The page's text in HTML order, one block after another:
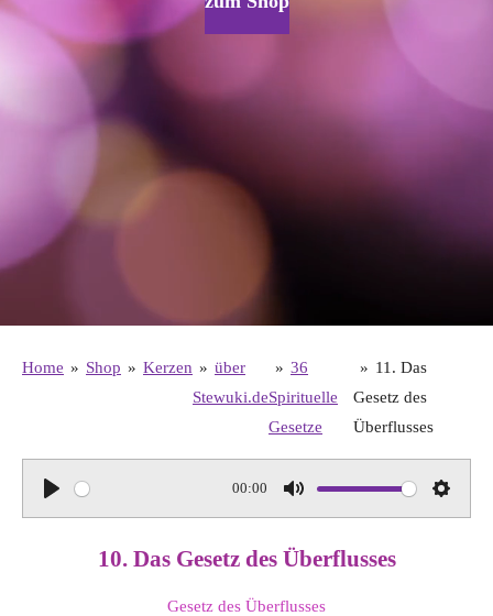
Home » Shop » Kerzen » über
Stewuki.de
» 36
Spirituelle
Gesetze
» 11. Das
Gesetz des
Überflusses
00:00
t
10. Das Gesetz des Überflusses
Gesetz des Überflusses